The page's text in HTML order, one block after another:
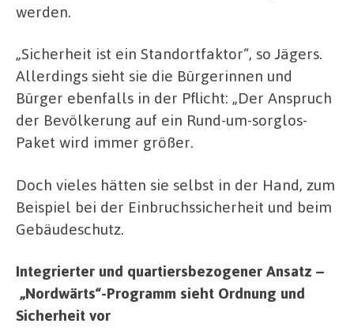
werden.
„Sicherheit ist ein Standortfaktor“, so Jägers.
Allerdings sieht sie die Bürgerinnen und
Bürger ebenfalls in der Pflicht: „Der Anspruch
der Bevölkerung auf ein Rund-um-sorglos-
Paket wird immer größer.
Doch vieles hätten sie selbst in der Hand, zum
Beispiel bei der Einbruchssicherheit und beim
Gebäudeschutz.
Integrierter und quartiersbezogener Ansatz –
„Nordwärts“-Programm sieht Ordnung und
Sicherheit vor